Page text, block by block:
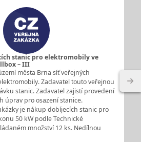
stanic pro elektromobily ve
– III
města Brna síť veřejných
Zadavatel touto veřejnou
stanic. Zadavatel zajistí provedení
úprav pro osazení stanice.
je nákup dobíjecích stanic pro
50 kW podle Technické
množství 12 ks. Nedílnou